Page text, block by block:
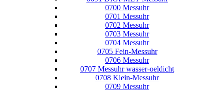
0700 Messuhr
0701 Messuhr
0702 Messuhr
0703 Messuhr
0704 Messuhr
0705 Fein-Messuhr
0706 Messuhr
0707 Messuhr wasser-oeldicht
0708 Klein-Messuhr
0709 Messuhr